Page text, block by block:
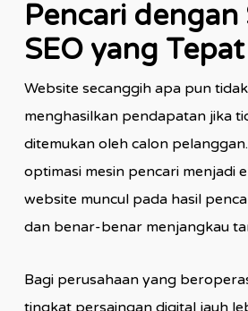
Pencari
SEO yang Tepat
Website secanggih apa pun
menghasilkan pendapatan jika
ditemukan oleh calon
optimasi mesin pencari menjadi
website muncul pada hasil
dan benar-benar menjangkau
Bagi perusahaan yang
tingkat persaingan digital jauh